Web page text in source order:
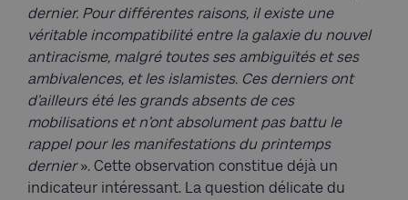
dernier. Pour différentes raisons, il existe une
véritable incompatibilité entre la galaxie du nouvel
antiracisme, malgré toutes ses ambiguïtés et ses
ambivalences, et les islamistes. Ces derniers ont
d’ailleurs été les grands absents de ces
mobilisations et n’ont absolument pas battu le
rappel pour les manifestations du printemps
dernier». Cette observation constitue déjà un
indicateur intéressant. La question délicate du